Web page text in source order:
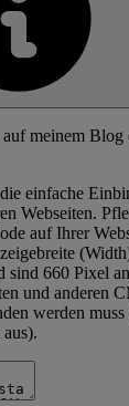
meinem Blog
einfache
Webseiten.
auf Ihrer
sind 660 Pixel
und anderen
werden